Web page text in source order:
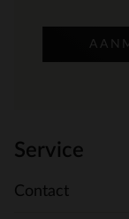
Service
Contact